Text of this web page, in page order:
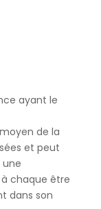
ayant le
de la
et peut
une
chaque être
dans son